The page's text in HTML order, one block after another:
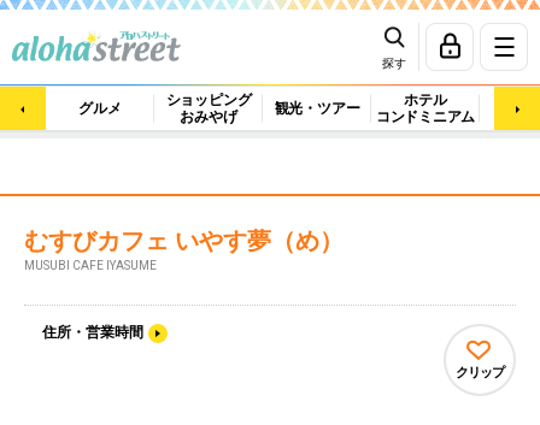
探す
グルメ
ショッピング
おみやげ
観光・ツアー
ホテル
コンドミニアム
マッ
むすびカフェ いやす夢（め）
MUSUBI CAFE IYASUME
住所・営業時間
クリップ